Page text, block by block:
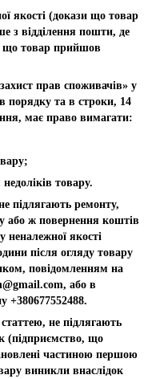
якості (докази що товар
з відділення пошти, де
що товар прийшов
прав споживачів» у
порядку та в строки, 14
має право вимагати:
товару.
підлягають ремонту,
або ж повернення коштів
якості
після огляду товару
повідомленням на
, або в
+380677552488.
не підлягають
(підприємство, що
частиною першою
виникли внаслідок